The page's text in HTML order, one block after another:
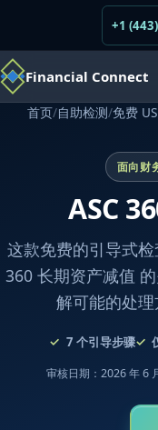
+1
Financial Connect
首页/自助检测/免费
面向财
ASC
这款免费的引导式
360 长期资产减值
解可能的处理
7 个引导步骤
审核日期：2026 年 6